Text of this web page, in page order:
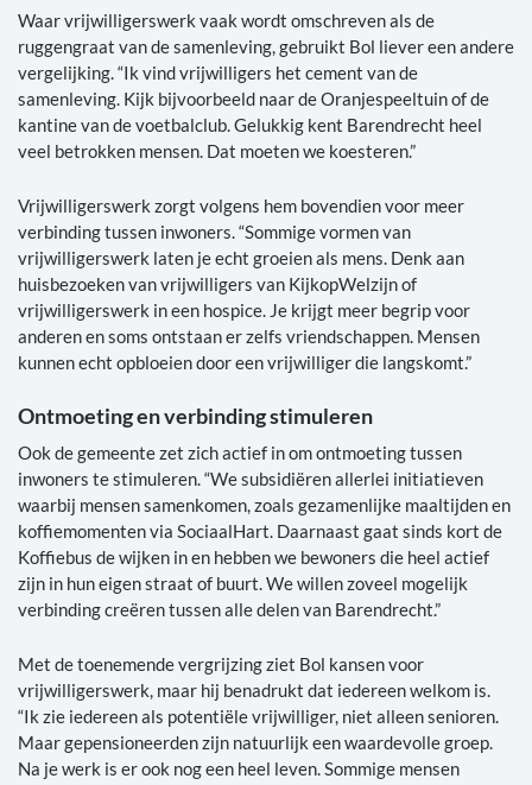
Waar vrijwilligerswerk vaak wordt omschreven als de
ruggengraat van de samenleving, gebruikt Bol liever een andere
vergelijking. “Ik vind vrijwilligers het cement van de
samenleving. Kijk bijvoorbeeld naar de Oranjespeeltuin of de
kantine van de voetbalclub. Gelukkig kent Barendrecht heel
veel betrokken mensen. Dat moeten we koesteren.”
Vrijwilligerswerk zorgt volgens hem bovendien voor meer
verbinding tussen inwoners. “Sommige vormen van
vrijwilligerswerk laten je echt groeien als mens. Denk aan
huisbezoeken van vrijwilligers van KijkopWelzijn of
vrijwilligerswerk in een hospice. Je krijgt meer begrip voor
anderen en soms ontstaan er zelfs vriendschappen. Mensen
kunnen echt opbloeien door een vrijwilliger die langskomt.”
Ontmoeting en verbinding stimuleren
Ook de gemeente zet zich actief in om ontmoeting tussen
inwoners te stimuleren. “We subsidiëren allerlei initiatieven
waarbij mensen samenkomen, zoals gezamenlijke maaltijden en
koffiemomenten via SociaalHart. Daarnaast gaat sinds kort de
Koffiebus de wijken in en hebben we bewoners die heel actief
zijn in hun eigen straat of buurt. We willen zoveel mogelijk
verbinding creëren tussen alle delen van Barendrecht.”
Met de toenemende vergrijzing ziet Bol kansen voor
vrijwilligerswerk, maar hij benadrukt dat iedereen welkom is.
“Ik zie iedereen als potentiële vrijwilliger, niet alleen senioren.
Maar gepensioneerden zijn natuurlijk een waardevolle groep.
Na je werk is er ook nog een heel leven. Sommige mensen